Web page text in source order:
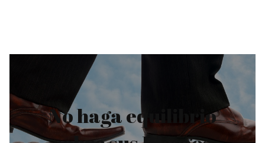
No haga equilibrio
Prevenimos sus
Riesgos o le